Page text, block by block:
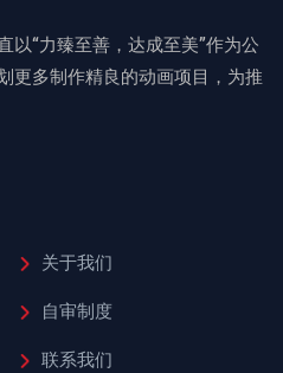
以“力臻至善，达成至美”作为公
更多制作精良的动画项目，为推
关于我们
自审制度
联系我们